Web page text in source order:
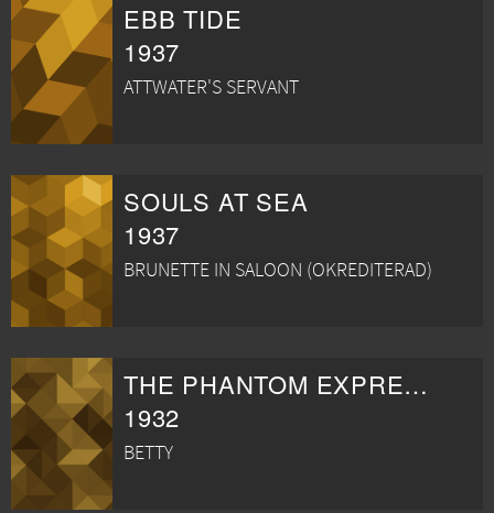
EBB TIDE
1937
ATTWATER'S SERVANT
SOULS AT SEA
1937
BRUNETTE IN SALOON (OKREDITERAD)
THE PHANTOM EXPRESS
1932
BETTY